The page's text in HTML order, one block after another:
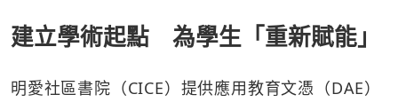
建立學術起點 為學生「重新賦能」
明愛社區書院（CICE）提供應用教育文憑（DAE）